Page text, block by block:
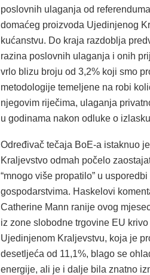
poslovnih ulaganja od
domaćeg proizvoda Ujedinjenog
kućanstvu. Do kraja razdoblja
razina poslovnih ulaganja i onih
vrlo blizu broju od 3,2% koji smo
metodologije temeljene na robi
njegovim riječima, ulaganja
u godinama nakon odluke o
Određivač tečaja BoE-a istaknuo
Kraljevstvo odmah počelo
“mnogo više propatilo” u
gospodarstvima. Haskelovi
Catherine Mann ranije ovog
iz zone slobodne trgovine EU
Ujedinjenom Kraljevstvu, koja je
desetljeća od 11,1%, blago se
energije, ali je i dalje bila znatno